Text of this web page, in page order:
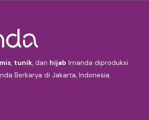
, tunik, dan hijab Irnanda diproduksi
Berkarya di Jakarta, Indonesia.